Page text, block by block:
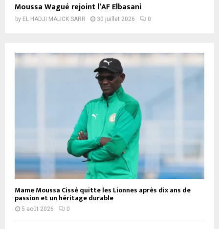
Moussa Wagué rejoint l’AF Elbasani
by EL HADJI MALICK SARR 30 juillet 2026 0
Mame Moussa Cissé quitte les Lionnes après dix ans de
passion et un héritage durable
5 août 2026 0